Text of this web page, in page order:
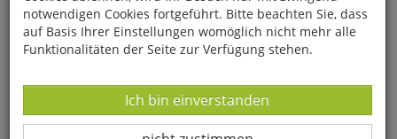
notwendigen Cookies fortgeführt. Bitte beachten Sie, dass
auf Basis Ihrer Einstellungen womöglich nicht mehr alle
Funktionalitäten der Seite zur Verfügung stehen.
Datenverarbeitung -
Ich bin einverstanden